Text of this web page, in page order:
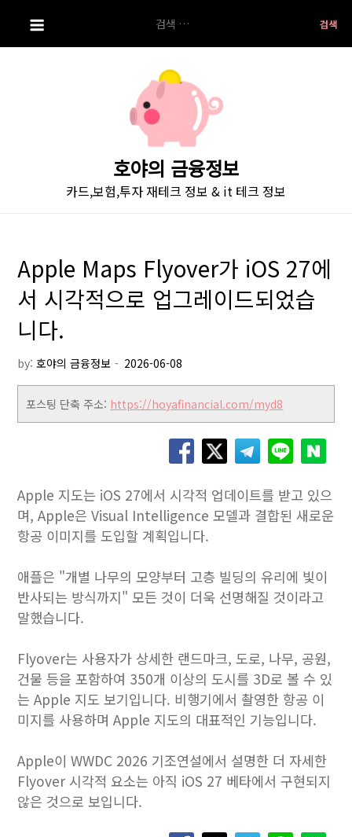
i
색:
호야의 금융정보
카드,보험,투자 재테크 정보 & it 테크 정보
Apple Maps Flyover가 iOS 27에
서 시각적으로 업그레이드되었습
니다.
by:호야의 금융정보
포스팅 단축 주소: https://hoyafinancial.com/myd8
Apple 지도는 iOS 27에서 시각적 업데이트를 받고 있으
며, Apple은 Visual Intelligence 모델과 결합된 새로운
항공 이미지를 도입할 계획입니다.
애플은 "개별 나무의 모양부터 고층 빌딩의 유리에 빛이
반사되는 방식까지" 모든 것이 더욱 선명해질 것이라고
말했습니다.
Flyover는 사용자가 상세한 랜드마크, 도로, 나무, 공원,
건물 등을 포함하여 350개 이상의 도시를 3D로 볼 수 있
는 Apple 지도 보기입니다. 비행기에서 촬영한 항공 이
미지를 사용하며 Apple 지도의 대표적인 기능입니다.
Apple이 WWDC 2026 기조연설에서 설명한 더 자세한
Flyover 시각적 요소는 아직 iOS 27 베타에서 구현되지
않은 것으로 보입니다.